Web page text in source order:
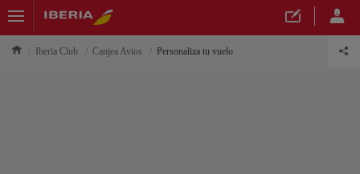
Iberia Club Canjea Avios Personaliza tu vuelo